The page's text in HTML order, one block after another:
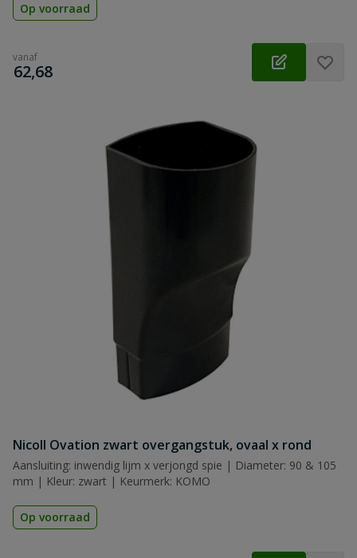
Op voorraad
vanaf
€
62,68
Nicoll Ovation zwart overgangstuk, ovaal x rond
Aansluiting: inwendig lijm x verjongd spie | Diameter: 90 & 105
mm | Kleur: zwart | Keurmerk: KOMO
Op voorraad